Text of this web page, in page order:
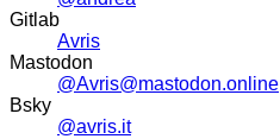
Gitlab
Avris
Mastodon
@Avris@mastodon.online
Bsky
@avris.it